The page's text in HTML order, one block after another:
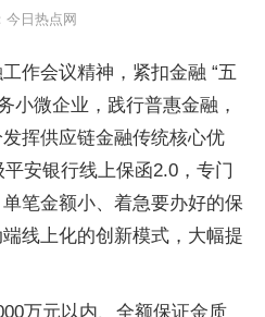
今日热点网
作会议精神，紧扣金融 “五
小微企业，践行普惠金融，
挥供应链金融传统核心优
平安银行线上保函2.0，专门
笔金额小、着急要办好的保
线上化的创新模式，大幅提
万元以内、全额保证金质